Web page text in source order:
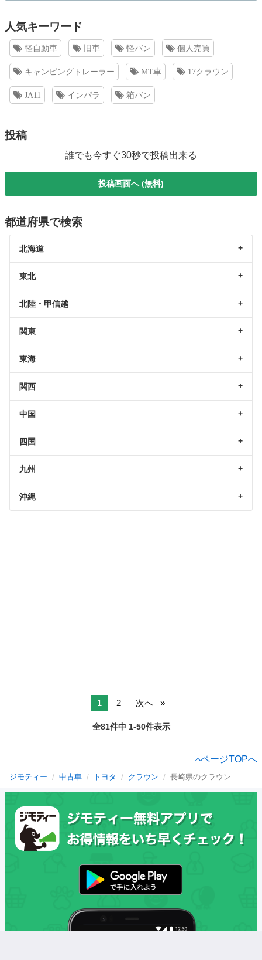
人気キーワード
軽自動車 旧車 軽バン 個人売買
キャンピングトレーラー MT車 17クラウン
JA11 インパラ 箱バン
投稿
誰でも今すぐ30秒で投稿出来る
投稿画面へ (無料)
都道府県で検索
北海道
東北
北陸・甲信越
関東
東海
関西
中国
四国
九州
沖縄
1 2 次へ
全81件中 1-50件表示
ページTOPへ
ジモティー 中古車 トヨタ クラウン 長崎県のクラウン